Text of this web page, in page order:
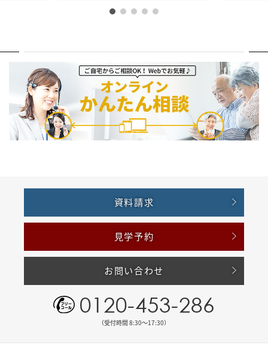
資料請求
見学予約
お問い合わせ
0120-453-286
（受付時間 8:30〜17:30）